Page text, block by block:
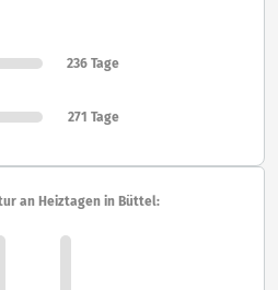
236 Tage
271 Tage
an Heiztagen in Büttel: